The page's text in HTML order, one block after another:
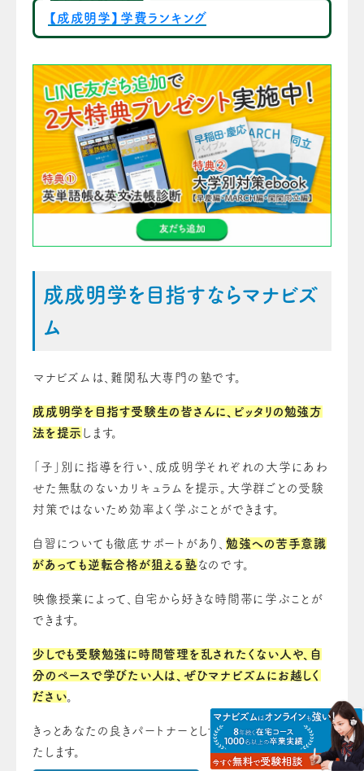
【成成明学】学費ランキング
成成明学を目指すならマナビズ
ム
マナビズムは、難関私大専門の塾です。
成成明学を目指す受験生の皆さんに、ピッタリの勉強方
法を提示 します。
「子」別に指導を行い、成成明学それぞれの大学にあわ
せた無駄のないカリキュラムを提示。大学群ごとの受験
対策ではないため効率よく学ぶことができます。
自習についても徹底サポートがあり、 勉強への苦手意識
があっても逆転合格が狙える塾 なのです。
映像授業によって、自宅から好きな時間帯に学ぶことが
できます。
少しでも受験勉強に時間管理を乱されたくない人や、自
分のペースで学びたい人は、ぜひマナビズムにお越しく
ださい。
きっとあなたの良きパートナーとして、受験をサポートい
たします。